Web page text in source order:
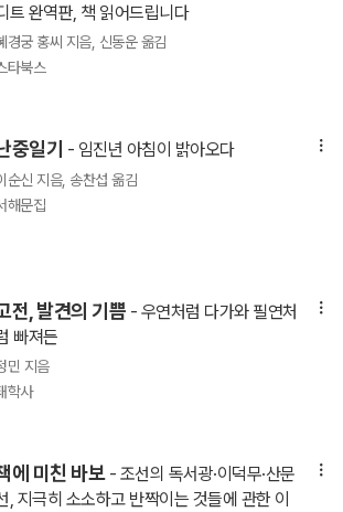
트 완역판, 책 읽어드립니다
경궁 홍씨 지음, 신동운 옮김
타북스
중일기 - 임진년 아침이 밝아오다
순신 지음, 송찬섭 옮김
해문집
전, 발견의 기쁨 - 우연처럼 다가와 필연처
빠져든
민 지음
학사
에 미친 바보- 조선의 독서광·이덕무·산문
, 지극히 소소하고 반짝이는 것들에 관한 이